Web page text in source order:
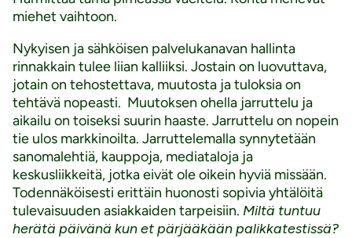
miehet vaihtoon.
Nykyisen ja sähköisen palvelukanavan hallinta
rinnakkain tulee liian kalliiksi. Jostain on luovuttava,
jotain on tehostettava, muutosta ja tuloksia on
tehtävä nopeasti. Muutoksen ohella jarruttelu ja
aikailu on toiseksi suurin haaste. Jarruttelu on nopein
tie ulos markkinoilta. Jarruttelemalla synnytetään
sanomalehtiä, kauppoja, mediataloja ja
keskusliikkeitä, jotka eivät ole oikein hyviä missään.
Todennäköisesti erittäin huonosti sopivia yhtälöitä
tulevaisuuden asiakkaiden tarpeisiin. Miltä tuntuu
herätä päivänä kun et pärjääkään palikkatestissä?